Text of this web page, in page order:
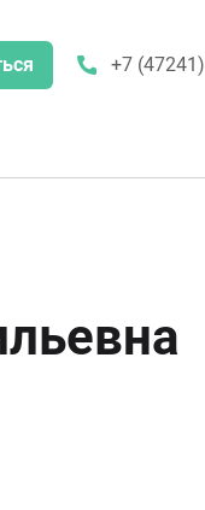
+7 (47241)